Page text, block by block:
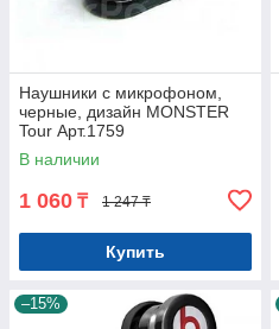
Наушники с микрофоном,
черные, дизайн MONSTER
Tour Арт.1759
В наличии
1 060 ₸ 1 247 ₸
Купить
–15%